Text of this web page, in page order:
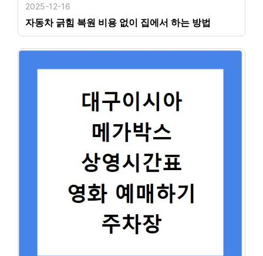
2025-12-16
자동차 긁힘 복원 비용 없이 집에서 하는 방법